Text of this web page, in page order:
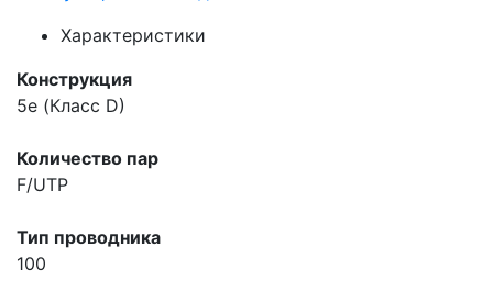
Характеристики
Конструкция
5e (Класс D)
Количество пар
F/UTP
Тип проводника
100